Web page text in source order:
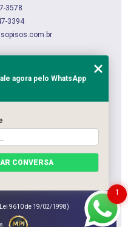
3578
3394
9610 de 19/02/1998)
1
agora pelo WhatsApp
CONVERSA